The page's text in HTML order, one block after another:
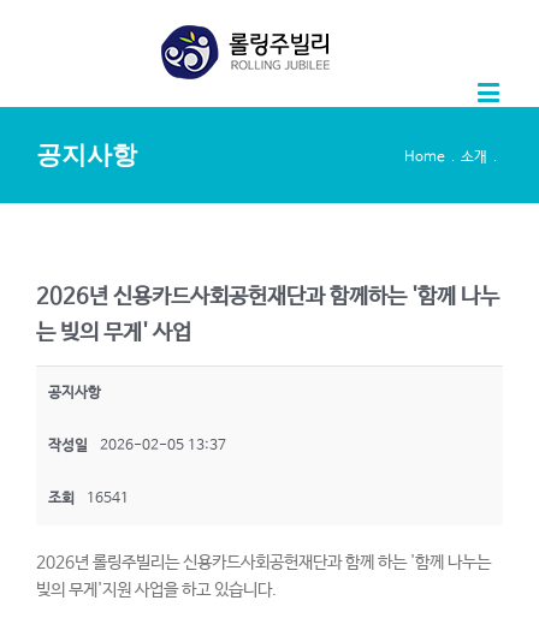
공지사항 Home 소개
2026년 신용카드사회공헌재단과 함께하는 '함께 나누
는 빚의 무게' 사업
공지사항
작성일 2026-02-05 13:37
조회 16541
2026년 롤링주빌리는 신용카드사회공헌재단과 함께 하는 '함께 나누는
빚의 무게'지원 사업을 하고 있습니다.